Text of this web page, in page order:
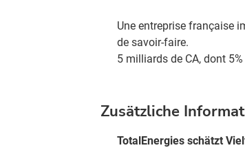
Une entreprise française
de savoir-faire.​
5 milliards de CA, dont
Zusätzliche
TotalEnergies schätzt